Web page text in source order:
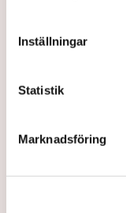
Inställningar
Statistik
Marknadsföring
upptagna och
även använder